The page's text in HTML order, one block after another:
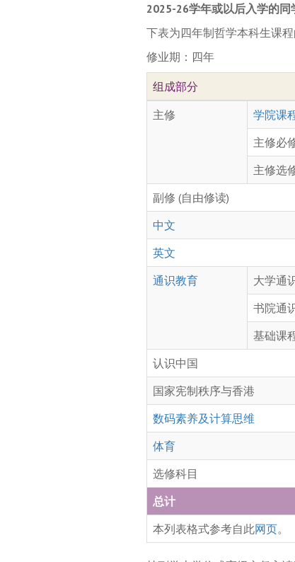
2025-26学年或以后入学的同
下表为四年制哲学本科生课程
修业期：四年
组成部分
主修
学院课
主修必
主修选
副修 (自由修读)
中文
英文
通识教育
大学通
书院通
基础课
认识中国
国家宪制秩序与香港
数码素养及计算思维
体育
选修科目
总计
本列表格式参考自此网页。